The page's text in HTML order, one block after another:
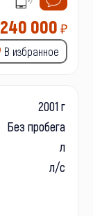
240 000 ₽
В избранное
2001 г
Без пробега
л
л/с